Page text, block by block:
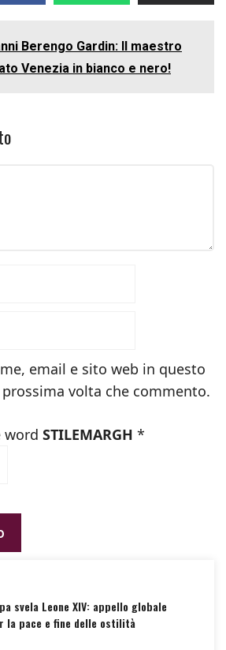
Berengo Gardin: Il maestro
Venezia in bianco e nero!
email e sito web in questo
volta che commento.
word STILEMARGH *
svela Leone XIV: appello globale
la pace e fine delle ostilità